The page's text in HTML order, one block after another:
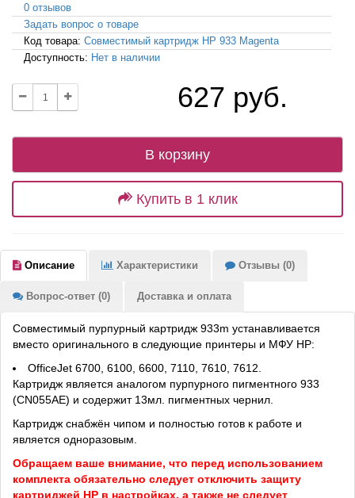
0 отзывов
Задать вопрос о товаре
Код товара: Совместимый картридж HP 933 Magenta
Доступность: Нет в наличии
627 руб.
В корзину
Купить в 1 клик
Описание Характеристики Отзывы (0)
Вопрос-ответ (0) Доставка и оплата
Совместимый пурпурный картридж 933m устанавливается
вместо оригинального в следующие принтеры и МФУ HP:
OfficeJet 6700, 6100, 6600, 7110, 7610, 7612.
Картридж является аналогом пурпурного пигментного 933
(CN055AE) и содержит 13мл. пигментных чернил.
Картридж снабжён чипом и полностью готов к работе и
является одноразовым.
Обращаем ваше внимание, что перед использованием
комплекта обязательно следует отключить защиту
картриджей HP в настройках, а также не следует